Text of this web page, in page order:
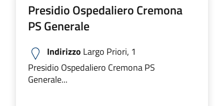
Presidio Ospedaliero Cremona
PS Generale
Indirizzo Largo Priori, 1
Presidio Ospedaliero Cremona PS
Generale...